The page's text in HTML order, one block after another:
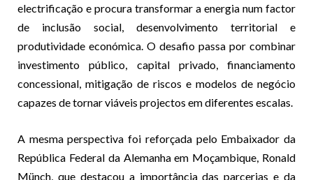
electrificação e procura transformar a energia num factor
de inclusão social, desenvolvimento territorial e
produtividade económica. O desafio passa por combinar
investimento público, capital privado, financiamento
concessional, mitigação de riscos e modelos de negócio
capazes de tornar viáveis projectos em diferentes escalas.
A mesma perspectiva foi reforçada pelo Embaixador da
República Federal da Alemanha em Moçambique, Ronald
Münch, que destacou a importância das parcerias e da